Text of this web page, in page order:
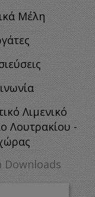
Μέλη
Λιμενικό
Λουτρακίου -
Downloads